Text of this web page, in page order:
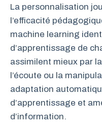
La personnalisation
l’efficacité
machine learning
d’apprentissage de
assimilent mieux par
l’écoute ou la
adaptation
d’apprentissage et
d’information.